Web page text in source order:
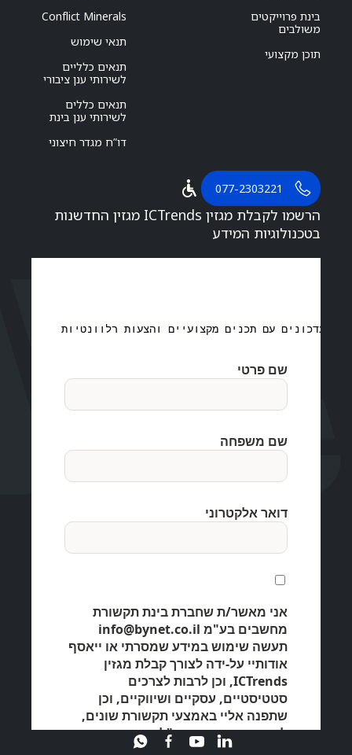
בינת פרוייקטים
משולבים
תוכן מקצועי
Conflict Minerals
תנאי שימוש
תנאים כלליים
לשירותי ענן ציבורי
תנאים כללים
לשירותי ענן בינת
דו”ח מגדר חיצוני
077-2303221
הרשמו לקבלת מגזין ICTrends מגזין החדשנות
בטכנולוגיות המידע